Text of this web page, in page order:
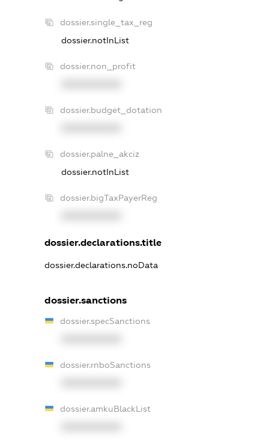
dossier.single_tax_reg
dossier.notInList
dossier.non_profit
dossier.budget_dotation
dossier.palne_akciz
dossier.notInList
dossier.bigTaxPayerReg
dossier.declarations.title
dossier.declarations.noData
dossier.sanctions
dossier.specSanctions
dossier.rnboSanctions
dossier.amkuBlackList